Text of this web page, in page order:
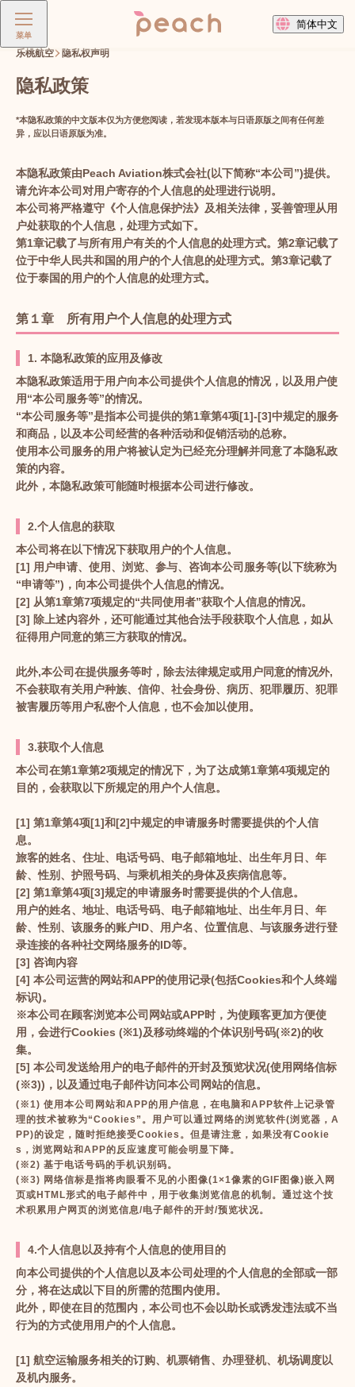
菜单
简体中文
乐桃航空 隐私权声明
隐私政策
*本隐私政策的中文版本仅为方便您阅读，若发现本版本与日语原版之间有任何差
异，应以日语原版为准。
本隐私政策由Peach Aviation株式会社(以下简称“本公司”)提供。
请允许本公司对用户寄存的个人信息的处理进行说明。
本公司将严格遵守《个人信息保护法》及相关法律，妥善管理从用
户处获取的个人信息，处理方式如下。
第1章记载了与所有用户有关的个人信息的处理方式。第2章记载了
位于中华人民共和国的用户的个人信息的处理方式。第3章记载了
位于泰国的用户的个人信息的处理方式。
第１章 所有用户个人信息的处理方式
1. 本隐私政策的应用及修改
本隐私政策适用于用户向本公司提供个人信息的情况，以及用户使
用“本公司服务等”的情况。
“本公司服务等”是指本公司提供的第1章第4项[1]-[3]中规定的服务
和商品，以及本公司经营的各种活动和促销活动的总称。
使用本公司服务的用户将被认定为已经充分理解并同意了本隐私政
策的内容。
此外，本隐私政策可能随时根据本公司进行修改。
2.个人信息的获取
本公司将在以下情况下获取用户的个人信息。
[1] 用户申请、使用、浏览、参与、咨询本公司服务等(以下统称为
“申请等”)，向本公司提供个人信息的情况。
[2] 从第1章第7项规定的“共同使用者”获取个人信息的情况。
[3] 除上述内容外，还可能通过其他合法手段获取个人信息，如从
征得用户同意的第三方获取的情况。
此外,本公司在提供服务等时，除去法律规定或用户同意的情况外,
不会获取有关用户种族、信仰、社会身份、病历、犯罪履历、犯罪
被害履历等用户私密个人信息，也不会加以使用。
3.获取个人信息
本公司在第1章第2项规定的情况下，为了达成第1章第4项规定的
目的，会获取以下所规定的用户个人信息。
[1] 第1章第4项[1]和[2]中规定的申请服务时需要提供的个人信
息。
旅客的姓名、住址、电话号码、电子邮箱地址、出生年月日、年
龄、性别、护照号码、与乘机相关的身体及疾病信息等。
[2] 第1章第4项[3]规定的申请服务时需要提供的个人信息。
用户的姓名、地址、电话号码、电子邮箱地址、出生年月日、年
龄、性别、该服务的账户ID、用户名、位置信息、与该服务进行登
录连接的各种社交网络服务的ID等。
[3] 咨询内容
[4] 本公司运营的网站和APP的使用记录(包括Cookies和个人终端
标识)。
※本公司在顾客浏览本公司网站或APP时，为使顾客更加方便使
用，会进行Cookies (※1)及移动终端的个体识别号码(※2)的收
集。
[5] 本公司发送给用户的电子邮件的开封及预览状况(使用网络信标
(※3))，以及通过电子邮件访问本公司网站的信息。
(※1) 使用本公司网站和APP的用户信息，在电脑和APP软件上记录管
理的技术被称为“Cookies”。用户可以通过网络的浏览软件(浏览器，A
PP)的设定，随时拒绝接受Cookies。但是请注意，如果没有Cookie
s，浏览网站和APP的反应速度可能会明显下降。
(※2) 基于电话号码的手机识别码。
(※3) 网络信标是指将肉眼看不见的小图像(1×1像素的GIF图像)嵌入网
页或HTML形式的电子邮件中，用于收集浏览信息的机制。通过这个技
术积累用户网页的浏览信息/电子邮件的开封/预览状况。
4.个人信息以及持有个人信息的使用目的
向本公司提供的个人信息以及本公司处理的个人信息的全部或一部
分，将在达成以下目的所需的范围内使用。
此外，即使在目的范围内，本公司也不会以助长或诱发违法或不当
行为的方式使用用户的个人信息。
[1] 航空运输服务相关的订购、机票销售、办理登机、机场调度以
及机内服务。